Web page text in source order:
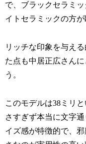
で、ブラックセラミ
イトセラミックの方が
リッチな印象を与え
た点も中居正広さん
う。
このモデルは38ミリ
さすぎず本当に文字
イズ感が特徴的で、